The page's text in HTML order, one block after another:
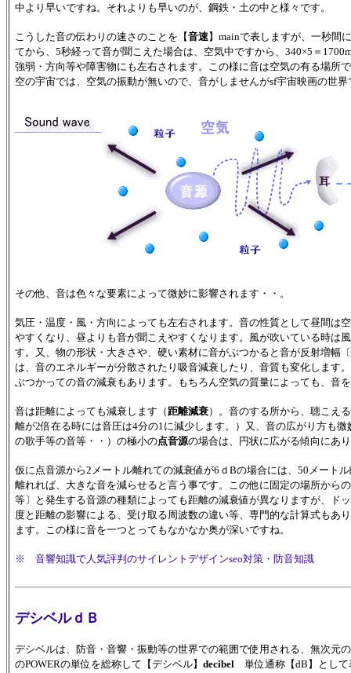
中より早いですね。それよりも早いのが、鋼鉄・土の中と様々です。
こうした音の伝わりの速さのことを【音速】mainで表しますが、一秒間
てから、5秒経って音が聞こえた場合は、空気中ですから、340×5＝
強弱・方向等や障害物にも左右されます。この様に音は空気の有る場所
空の宇宙では、空気の振動が無いので、音がしませんがsf宇宙映画の世
その他、音は色々な要素によって微妙に影響されます・・。
気圧・温度・風・方向によっても左右されます。音の性質として昼間は
やすくなり、昼よりも音が聞こえやすくなります。風が吹いている時は
す。又、物の形状・大きさや、硬い素材に音がぶつかると音が反射増幅
は、音のエネルギーが分散されたり吸音減衰したり、音質も変化します
ぶつかっての音の減衰もあります。もちろん空気の質量によっても、音
音は距離によっても減衰します（ 距離減衰）。音のする所から、聴こえ
離が2倍在る時には音圧は4分の1に減少します。）又、音の広がり方も
の歌手等の音等・・）の極小の点音源の場合は、円状に広がる傾向にあ
仮に点音源から2メートル離れての減衰値が6ｄBの場合には、50メート
離れれば、大きな音を減らせると言う事です。この他に固定の場所から
等〕と発生する音源の種類によっても距離の減衰値が異なりますが、ド
度と距離の影響による、受け取る周波数の違い等、専門的な計算式もあ
ます。この様に音を一つとってもなかなか奥が深いですね。
※ 音響知識で人気評判のサイレントデザインseo対策・防音知識
デシベルｄＢ
デシベルは、防音・音響・振動等の世界での範囲で使用される、無次元
のPOWERの単位を総称して【デシベル】 decibel 単位通称【dB】とし